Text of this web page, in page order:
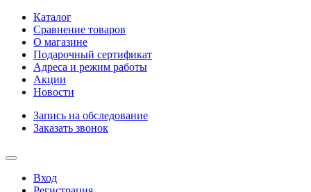
Каталог
Сравнение товаров
О магазине
Подарочный сертификат
Адреса и режим работы
Акции
Новости
Запись на обследование
Заказать звонок
Вход